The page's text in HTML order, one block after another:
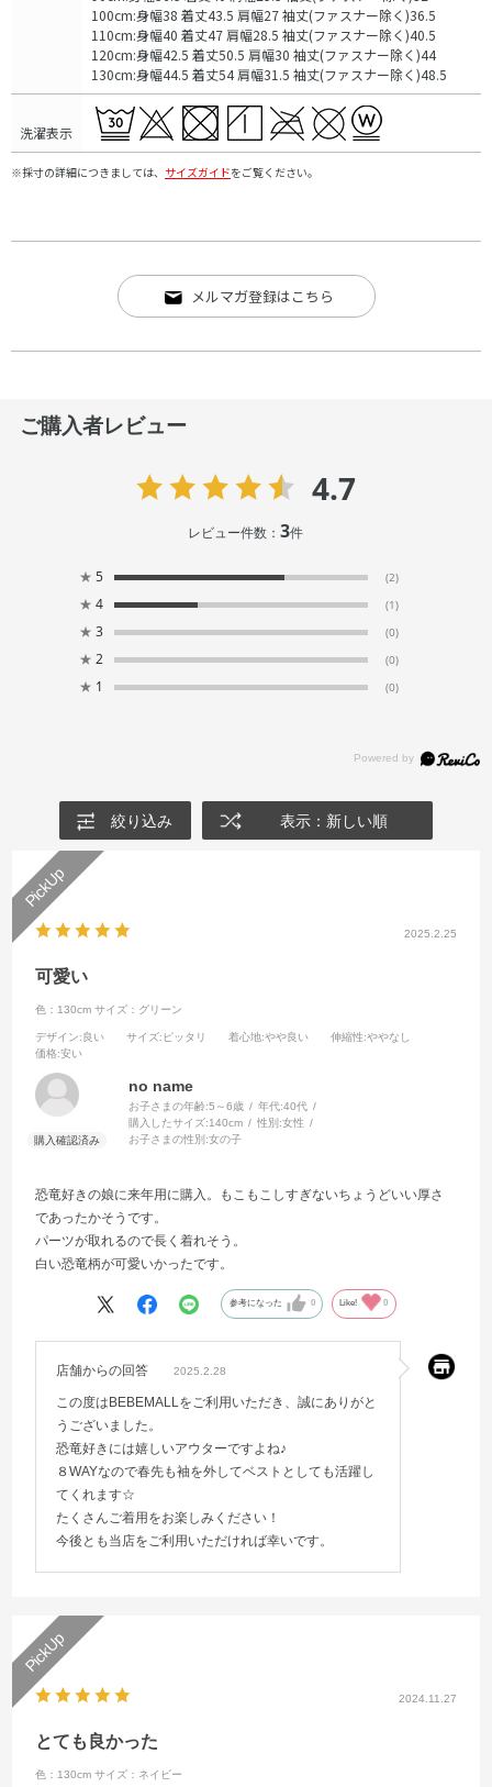
100cm:身幅38 着丈43.5 肩幅27 袖丈(ファスナー除く)36.5
110cm:身幅40 着丈47 肩幅28.5 袖丈(ファスナー除く)40.5
120cm:身幅42.5 着丈50.5 肩幅30 袖丈(ファスナー除く)44
130cm:身幅44.5 着丈54 肩幅31.5 袖丈(ファスナー除く)48.5
洗濯表示
※採寸の詳細につきましては、 サイズガイドをご覧ください。
メルマガ登録はこちら
ご購入者レビュー
4.7
レビュー件数：3件
★ 5 (2)
★ 4 (1)
★ 3 (0)
★ 2 (0)
★ 1 (0)
絞り込み 表示：新しい順
2025.2.25
可愛い
色：130cm サイズ：グリーン
デザイン:良い サイズ:ピッタリ 着心地:やや良い 伸縮性:ややなし
価格:安い
no name
お子さまの年齢:5～6歳 年代:40代
購入したサイズ:140cm 性別:女性
お子さまの性別:女の子
恐竜好きの娘に来年用に購入。もこもこしすぎないちょうどいい厚さ
であったかそうです。
パーツが取れるので長く着れそう。
白い恐竜柄が可愛いかったです。
参考になった 0 Like! 0
店舗からの回答 2025.2.28
この度はBEBEMALLをご利用いただき、誠にありがと
うございました。
恐竜好きには嬉しいアウターですよね♪
８WAYなので春先も袖を外してベストとしても活躍し
てくれます☆
たくさんご着用をお楽しみください！
今後とも当店をご利用いただければ幸いです。
2024.11.27
とても良かった
色：130cm サイズ：ネイビー